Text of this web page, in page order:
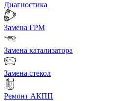
Диагностика
Замена ГРМ
Замена катализатора
Замена стекол
Ремонт АКПП